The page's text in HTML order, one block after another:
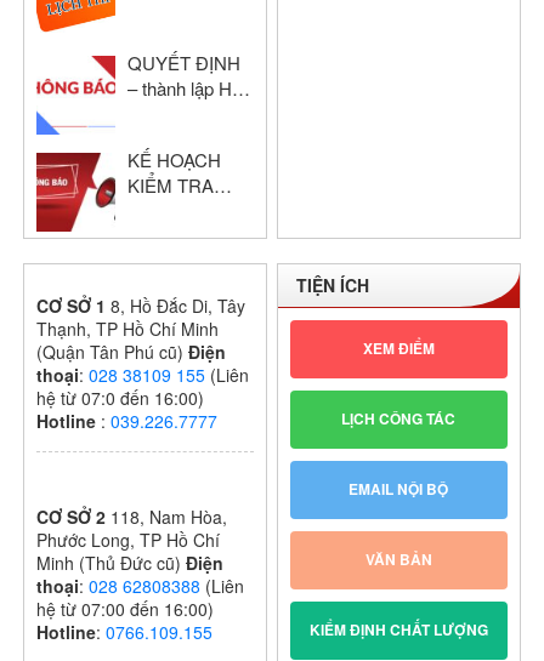
NĂM HỌC:
2024 – 2025
QUYẾT ĐỊNH
– thành lập Hội
giỏi cấp trường
KẾ HOẠCH
KIỂM TRA
I – KHỐI THPT
NĂM HỌC:
CƠ SỞ 18, Hồ Đắc Di, Tây
Thạnh, TP Hồ Chí Minh
(Quận Tân Phú cũ) Điện
thoại:028 38109 155 (Liên
hệ từ 07:0 đến 16:00)
Hotline :039.226.7777
CƠ SỞ 2 118, Nam Hòa,
Phước Long, TP Hồ Chí
Minh (Thủ Đức cũ) Điện
thoại:028 62808388 (Liên
hệ từ 07:00 đến 16:00)
Hotline:0766.109.155
TIỆN ÍCH
XEM ĐIỂM
LỊCH CÔNG TÁC
EMAIL NỘI BỘ
VĂN BẢN
KIỂM ĐỊNH CHẤT LƯỢNG